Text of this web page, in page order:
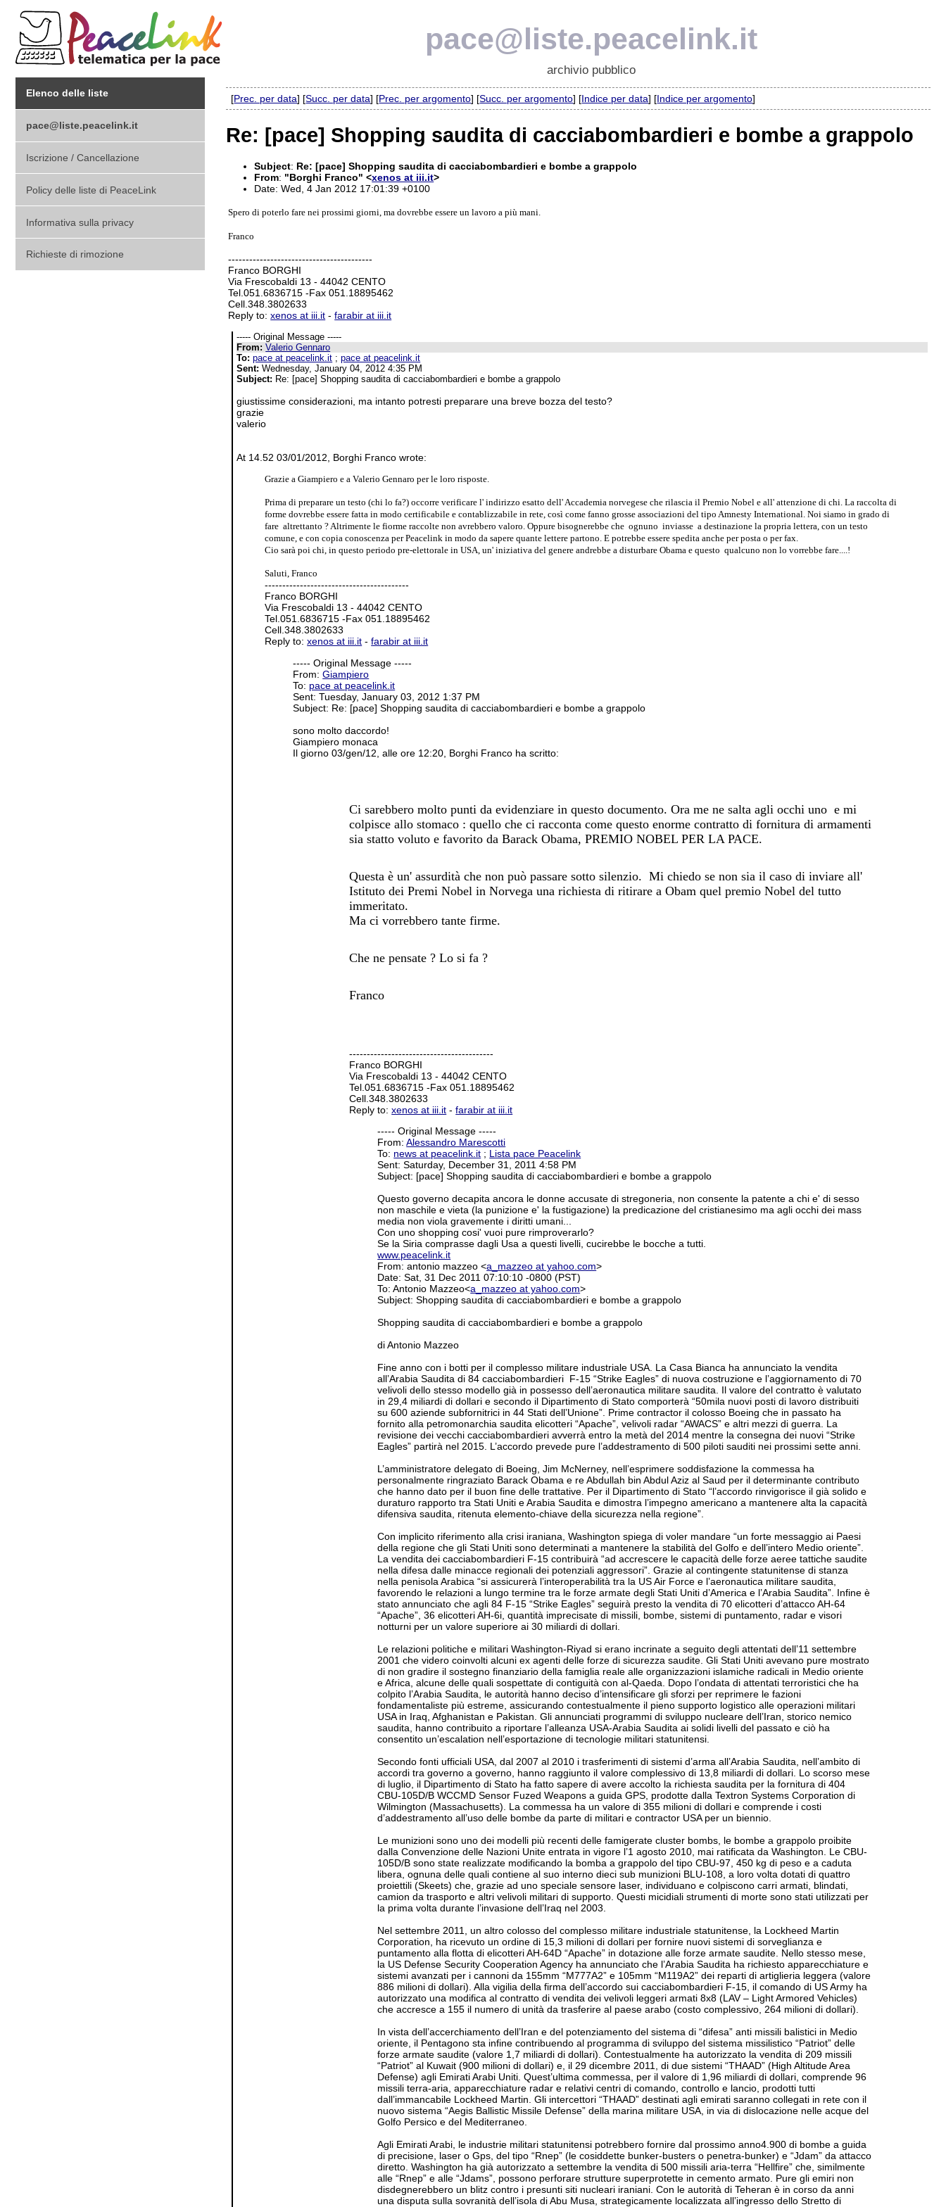
pace@liste.peacelink.it
archivio pubblico
Elenco delle liste
pace@liste.peacelink.it
Iscrizione / Cancellazione
Policy delle liste di PeaceLink
Informativa sulla privacy
Richieste di rimozione
[Prec. per data] [Succ. per data] [Prec. per argomento] [Succ. per argomento] [Indice per data] [Indice per argomento]
Re: [pace] Shopping saudita di cacciabombardieri e bombe a grappolo
Subject: Re: [pace] Shopping saudita di cacciabombardieri e bombe a grappolo
From: "Borghi Franco" <xenos at iii.it>
Date: Wed, 4 Jan 2012 17:01:39 +0100
Spero di poterlo fare nei prossimi giorni, ma dovrebbe essere un lavoro a più mani.
Franco
-----------------------------------------
Franco BORGHI
Via Frescobaldi 13 - 44042 CENTO
Tel.051.6836715 -Fax 051.18895462
Cell.348.3802633
Reply to:xenos at iii.it -farabir at iii.it
----- Original Message -----
From: Valerio Gennaro
To: pace at peacelink.it ;pace at peacelink.it
Sent: Wednesday, January 04, 2012 4:35 PM
Subject: Re: [pace] Shopping saudita di cacciabombardieri e bombe a grappolo
giustissime considerazioni, ma intanto potresti preparare una breve bozza del testo?
grazie
valerio
At 14.52 03/01/2012, Borghi Franco wrote:
Grazie a Giampiero e a Valerio Gennaro per le loro risposte.
Prima di preparare un testo (chi lo fa?) occorre verificare l' indirizzo esatto dell' Accademia norvegese che rilascia il Premio Nobel e all' attenzione di chi. La raccolta di
forme dovrebbe essere fatta in modo certificabile e contablizzabile in rete, così come fanno grosse associazioni del tipo Amnesty International. Noi siamo in grado di
fare altrettanto ? Altrimente le fiorme raccolte non avrebbero valoro. Oppure bisognerebbe che ognuno inviasse a destinazione la propria lettera, con un testo
comune, e con copia conoscenza per Peacelink in modo da sapere quante lettere partono. E potrebbe essere spedita anche per posta o per fax.
Cio sarà poi chi, in questo periodo pre-elettorale in USA, un' iniziativa del genere andrebbe a disturbare Obama e questo qualcuno non lo vorrebbe fare....!
Saluti, Franco
-----------------------------------------
Franco BORGHI
Via Frescobaldi 13 - 44042 CENTO
Tel.051.6836715 -Fax 051.18895462
Cell.348.3802633
Reply to:xenos at iii.it -farabir at iii.it
----- Original Message -----
From:Giampiero
To: pace at peacelink.it
Sent: Tuesday, January 03, 2012 1:37 PM
Subject: Re: [pace] Shopping saudita di cacciabombardieri e bombe a grappolo
sono molto daccordo!
Giampiero monaca
Il giorno 03/gen/12, alle ore 12:20, Borghi Franco ha scritto:
Ci sarebbero molto punti da evidenziare in questo documento. Ora me ne salta agli occhi uno e mi
colpisce allo stomaco : quello che ci racconta come questo enorme contratto di fornitura di armamenti
sia statto voluto e favorito da Barack Obama, PREMIO NOBEL PER LA PACE.
Questa è un' assurdità che non può passare sotto silenzio. Mi chiedo se non sia il caso di inviare all'
Istituto dei Premi Nobel in Norvega una richiesta di ritirare a Obam quel premio Nobel del tutto
immeritato.
Ma ci vorrebbero tante firme.
Che ne pensate ? Lo si fa ?
Franco
-----------------------------------------
Franco BORGHI
Via Frescobaldi 13 - 44042 CENTO
Tel.051.6836715 -Fax 051.18895462
Cell.348.3802633
Reply to:xenos at iii.it -farabir at iii.it
----- Original Message -----
From:Alessandro Marescotti
To: news at peacelink.it ; Lista pace Peacelink
Sent: Saturday, December 31, 2011 4:58 PM
Subject: [pace] Shopping saudita di cacciabombardieri e bombe a grappolo
Questo governo decapita ancora le donne accusate di stregoneria, non consente la patente a chi e' di sesso
non maschile e vieta (la punizione e' la fustigazione) la predicazione del cristianesimo ma agli occhi dei mass
media non viola gravemente i diritti umani...
Con uno shopping cosi' vuoi pure rimproverarlo?
Se la Siria comprasse dagli Usa a questi livelli, cucirebbe le bocche a tutti.
www.peacelink.it
From: antonio mazzeo <a_mazzeo at yahoo.com>
Date: Sat, 31 Dec 2011 07:10:10 -0800 (PST)
To: Antonio Mazzeo<a_mazzeo at yahoo.com>
Subject: Shopping saudita di cacciabombardieri e bombe a grappolo
Shopping saudita di cacciabombardieri e bombe a grappolo
di Antonio Mazzeo
Fine anno con i botti per il complesso militare industriale USA. La Casa Bianca ha annunciato la vendita
all’Arabia Saudita di 84 cacciabombardieri F-15 “Strike Eagles” di nuova costruzione e l’aggiornamento di 70
velivoli dello stesso modello già in possesso dell’aeronautica militare saudita. Il valore del contratto è valutato
in 29,4 miliardi di dollari e secondo il Dipartimento di Stato comporterà “50mila nuovi posti di lavoro distribuiti
su 600 aziende subfornitrici in 44 Stati dell’Unione”. Prime contractor il colosso Boeing che in passato ha
fornito alla petromonarchia saudita elicotteri “Apache”, velivoli radar “AWACS” e altri mezzi di guerra. La
revisione dei vecchi cacciabombardieri avverrà entro la metà del 2014 mentre la consegna dei nuovi “Strike
Eagles” partirà nel 2015. L’accordo prevede pure l’addestramento di 500 piloti sauditi nei prossimi sette anni.
L’amministratore delegato di Boeing, Jim McNerney, nell’esprimere soddisfazione la commessa ha
personalmente ringraziato Barack Obama e re Abdullah bin Abdul Aziz al Saud per il determinante contributo
che hanno dato per il buon fine delle trattative. Per il Dipartimento di Stato “l’accordo rinvigorisce il già solido e
duraturo rapporto tra Stati Uniti e Arabia Saudita e dimostra l’impegno americano a mantenere alta la capacità
difensiva saudita, ritenuta elemento-chiave della sicurezza nella regione”.
Con implicito riferimento alla crisi iraniana, Washington spiega di voler mandare “un forte messaggio ai Paesi
della regione che gli Stati Uniti sono determinati a mantenere la stabilità del Golfo e dell’intero Medio oriente”.
La vendita dei cacciabombardieri F-15 contribuirà “ad accrescere le capacità delle forze aeree tattiche saudite
nella difesa dalle minacce regionali dei potenziali aggressori”. Grazie al contingente statunitense di stanza
nella penisola Arabica “si assicurerà l’interoperabilità tra la US Air Force e l’aeronautica militare saudita,
favorendo le relazioni a lungo termine tra le forze armate degli Stati Uniti d’America e l’Arabia Saudita”. Infine è
stato annunciato che agli 84 F-15 “Strike Eagles” seguirà presto la vendita di 70 elicotteri d’attacco AH-64
“Apache”, 36 elicotteri AH-6i, quantità imprecisate di missili, bombe, sistemi di puntamento, radar e visori
notturni per un valore superiore ai 30 miliardi di dollari.
Le relazioni politiche e militari Washington-Riyad si erano incrinate a seguito degli attentati dell’11 settembre
2001 che videro coinvolti alcuni ex agenti delle forze di sicurezza saudite. Gli Stati Uniti avevano pure mostrato
di non gradire il sostegno finanziario della famiglia reale alle organizzazioni islamiche radicali in Medio oriente
e Africa, alcune delle quali sospettate di contiguità con al-Qaeda. Dopo l’ondata di attentati terroristici che ha
colpito l’Arabia Saudita, le autorità hanno deciso d’intensificare gli sforzi per reprimere le fazioni
fondamentaliste più estreme, assicurando contestualmente il pieno supporto logistico alle operazioni militari
USA in Iraq, Afghanistan e Pakistan. Gli annunciati programmi di sviluppo nucleare dell’Iran, storico nemico
saudita, hanno contribuito a riportare l’alleanza USA-Arabia Saudita ai solidi livelli del passato e ciò ha
consentito un’escalation nell’esportazione di tecnologie militari statunitensi.
Secondo fonti ufficiali USA, dal 2007 al 2010 i trasferimenti di sistemi d’arma all’Arabia Saudita, nell’ambito di
accordi tra governo a governo, hanno raggiunto il valore complessivo di 13,8 miliardi di dollari. Lo scorso mese
di luglio, il Dipartimento di Stato ha fatto sapere di avere accolto la richiesta saudita per la fornitura di 404
CBU-105D/B WCCMD Sensor Fuzed Weapons a guida GPS, prodotte dalla Textron Systems Corporation di
Wilmington (Massachusetts). La commessa ha un valore di 355 milioni di dollari e comprende i costi
d’addestramento all’uso delle bombe da parte di militari e contractor USA per un biennio.
Le munizioni sono uno dei modelli più recenti delle famigerate cluster bombs, le bombe a grappolo proibite
dalla Convenzione delle Nazioni Unite entrata in vigore l’1 agosto 2010, mai ratificata da Washington. Le CBU-
105D/B sono state realizzate modificando la bomba a grappolo del tipo CBU-97, 450 kg di peso e a caduta
libera, ognuna delle quali contiene al suo interno dieci sub munizioni BLU-108, a loro volta dotati di quattro
proiettili (Skeets) che, grazie ad uno speciale sensore laser, individuano e colpiscono carri armati, blindati,
camion da trasporto e altri velivoli militari di supporto. Questi micidiali strumenti di morte sono stati utilizzati per
la prima volta durante l’invasione dell’Iraq nel 2003.
Nel settembre 2011, un altro colosso del complesso militare industriale statunitense, la Lockheed Martin
Corporation, ha ricevuto un ordine di 15,3 milioni di dollari per fornire nuovi sistemi di sorveglianza e
puntamento alla flotta di elicotteri AH-64D “Apache” in dotazione alle forze armate saudite. Nello stesso mese,
la US Defense Security Cooperation Agency ha annunciato che l’Arabia Saudita ha richiesto apparecchiature e
sistemi avanzati per i cannoni da 155mm “M777A2” e 105mm “M119A2” dei reparti di artiglieria leggera (valore
886 milioni di dollari). Alla vigilia della firma dell’accordo sui cacciabombardieri F-15, il comando di US Army ha
autorizzato una modifica al contratto di vendita dei velivoli leggeri armati 8x8 (LAV – Light Armored Vehicles)
che accresce a 155 il numero di unità da trasferire al paese arabo (costo complessivo, 264 milioni di dollari).
In vista dell’accerchiamento dell’Iran e del potenziamento del sistema di “difesa” anti missili balistici in Medio
oriente, il Pentagono sta infine contribuendo al programma di sviluppo del sistema missilistico “Patriot” delle
forze armate saudite (valore 1,7 miliardi di dollari). Contestualmente ha autorizzato la vendita di 209 missili
“Patriot” al Kuwait (900 milioni di dollari) e, il 29 dicembre 2011, di due sistemi “THAAD” (High Altitude Area
Defense) agli Emirati Arabi Uniti. Quest’ultima commessa, per il valore di 1,96 miliardi di dollari, comprende 96
missili terra-aria, apparecchiature radar e relativi centri di comando, controllo e lancio, prodotti tutti
dall’immancabile Lockheed Martin. Gli intercettori “THAAD” destinati agli emirati saranno collegati in rete con il
nuovo sistema “Aegis Ballistic Missile Defense” della marina militare USA, in via di dislocazione nelle acque del
Golfo Persico e del Mediterraneo.
Agli Emirati Arabi, le industrie militari statunitensi potrebbero fornire dal prossimo anno4.900 di bombe a guida
di precisione, laser o Gps, del tipo “Rnep” (le cosiddette bunker-busters o penetra-bunker) e “Jdam” da attacco
diretto. Washington ha già autorizzato a settembre la vendita di 500 missili aria-terra “Hellfire” che, similmente
alle “Rnep” e alle “Jdams”, possono perforare strutture superprotette in cemento armato. Pure gli emiri non
disdegnerebbero un blitz contro i presunti siti nucleari iraniani. Con le autorità di Teheran è in corso da anni
una disputa sulla sovranità dell’isola di Abu Musa, strategicamente localizzata all’ingresso dello Stretto di